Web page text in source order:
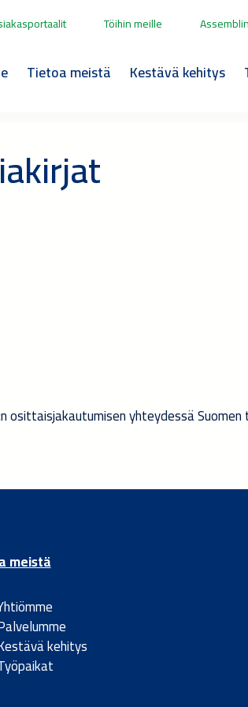
Töihin meille
Tietoa meistä Kestävä kehitys
osittaisjakautumisen yhteydessä
meistä
kehitys